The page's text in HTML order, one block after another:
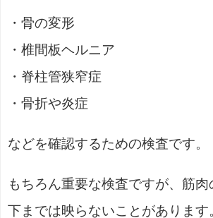
・骨の変形
・椎間板ヘルニア
・脊柱管狭窄症
・骨折や炎症
などを確認するための検査です。
もちろん重要な検査ですが、筋
下までは映らないことがあります